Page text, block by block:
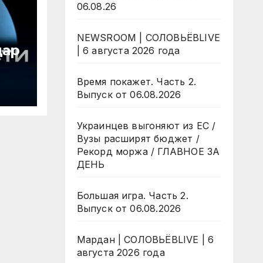
06.08.26
NEWSROOM | СОЛОВЬЁВLIVE
| 6 августа 2026 года
Время покажет. Часть 2.
Выпуск от 06.08.2026
Украинцев выгоняют из ЕС /
Вузы расширят бюджет /
Рекорд моржа / ГЛАВНОЕ ЗА
ДЕНЬ
Большая игра. Часть 2.
Выпуск от 06.08.2026
Мардан | СОЛОВЬЁВLIVE | 6
августа 2026 года